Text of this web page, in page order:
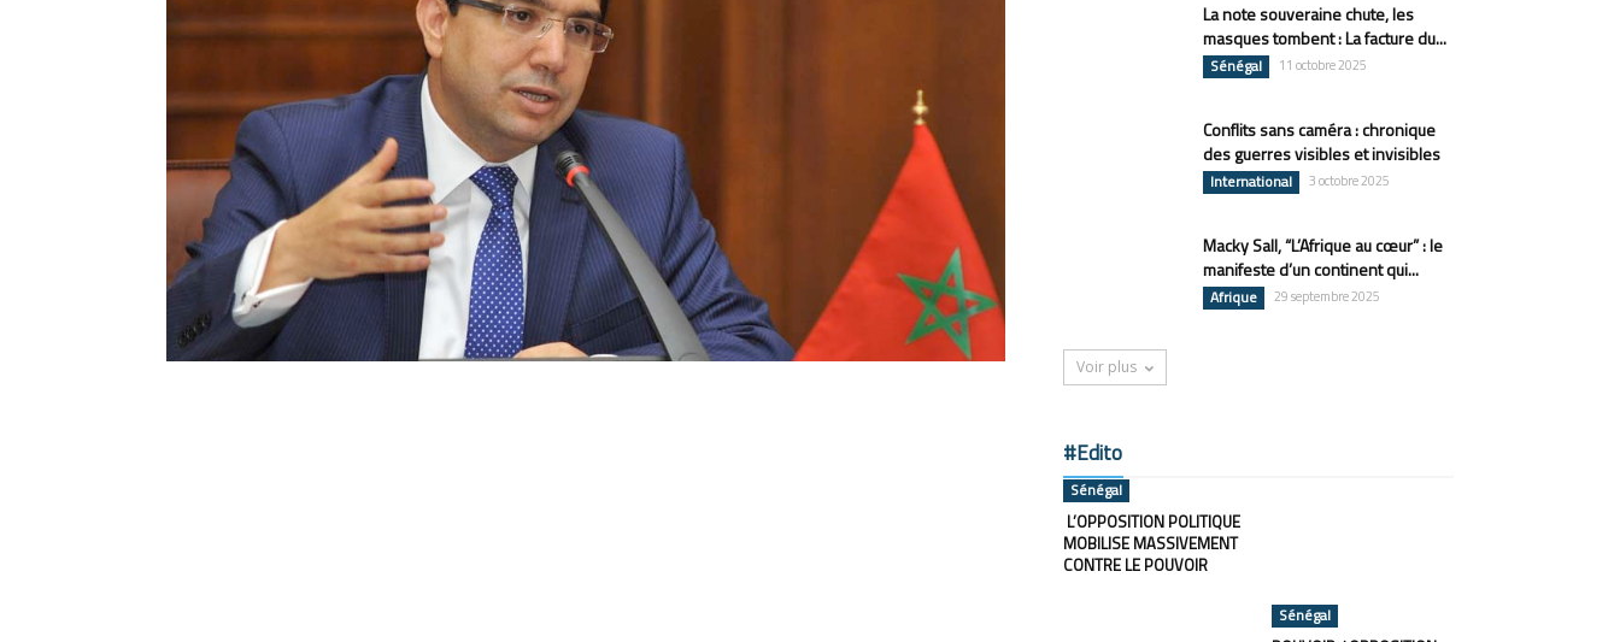
La note souveraine chute, les
masques tombent : La facture du...
Sénégal 11 octobre 2025
Conflits sans caméra : chronique
des guerres visibles et invisibles
International 3 octobre 2025
Macky Sall, “L’Afrique au cœur” : le
manifeste d’un continent qui...
Afrique 29 septembre 2025
Voir plus
#Edito
Sénégal
L’OPPOSITION POLITIQUE
MOBILISE MASSIVEMENT
CONTRE LE POUVOIR
Sénégal